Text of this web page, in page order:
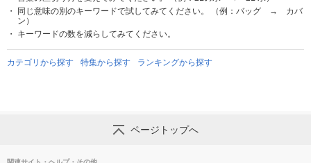
同じ意味の別のキーワードで試してみてください。 （例：バッグ → カバ
ン）
キーワードの数を減らしてみてください。
カテゴリから探す 特集から探す ランキングから探す
ページトップへ